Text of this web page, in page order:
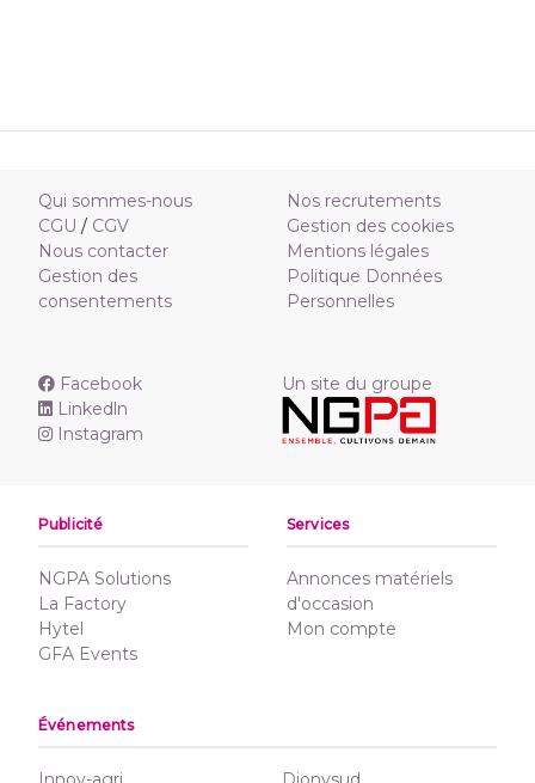
Qui sommes-nous
CGU / CGV
Nous contacter
Gestion des
consentements
Nos recrutements
Gestion des cookies
Mentions légales
Politique Données
Personnelles
Facebook
Linkedln
Instagram
Un site du groupe
Publicité
NGPA Solutions
La Factory
Hytel
GFA Events
Services
Annonces matériels
d'occasion
Mon compte
Événements